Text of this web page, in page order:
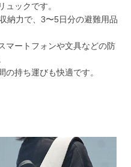
ュックです。
納力で、3〜5日分の避難用品
マートフォンや文具などの防
持ち運びも快適です。